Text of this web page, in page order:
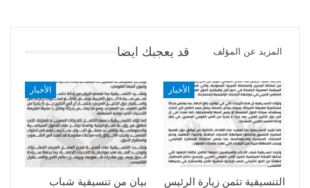
قد يعجبك ايضا المزيد عن المؤلف
الأخبار
بيان من تنسيقية شباب
الأخبار
التنسيقية تثمن زيارة الرئيس